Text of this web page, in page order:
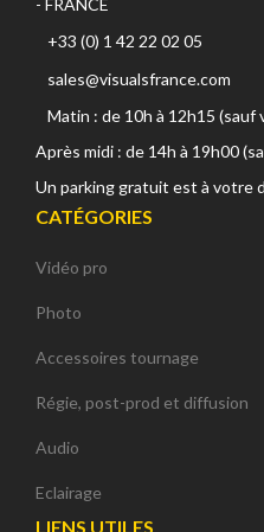
+33 (0) 1 42 22 02 05
sales@visualsfrance.com
Matin : de 10h à 12h15 (sauf
Après midi : de 14h à 19h00
Un parking gratuit est à votre
CATÉGORIES
Vidéo pro
Photo
Accessoires tournage
Régie, post-prod et diffusion
Audio
Eclairage
LIENS UTILES